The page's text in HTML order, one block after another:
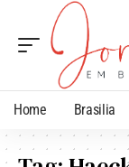
Home Brasilia